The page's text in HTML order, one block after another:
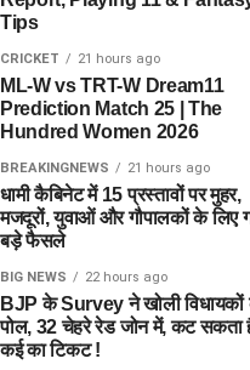
Tips
CRICKET 21 hours ago
ML-W vs TRT-W Dream11
Prediction Match 25 | The
Hundred Women 2026
BREAKINGNEWS 21 hours ago
धामी कैबिनेट में 15 प्रस्तावों पर मुहर,
मजदूरों, युवाओं और गौपालकों के लिए
बड़े फैसले
BIG NEWS 22 hours ago
BJP के Survey ने खोली विधायकों
पोल, 32 चेहरे रेड जोन में, कट सकता
कई का टिकट !